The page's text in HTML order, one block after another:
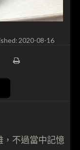
2020-08-16
不過當中記憶